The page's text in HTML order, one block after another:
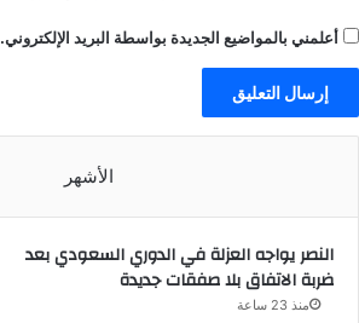
أعلمني بالمواضيع الجديدة بواسطة البريد الإلكتروني.
الأشهر
النصر يواجه العزلة في الدوري السعودي بعد
ضربة الاتفاق بلا صفقات جديدة
منذ 23 ساعة